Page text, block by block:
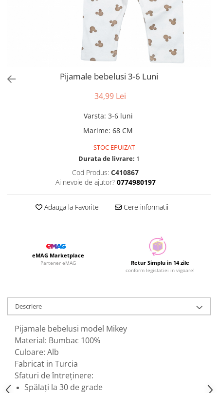
Pijamale bebelusi 3-6 Luni
34,99 Lei
Varsta: 3-6 luni
Marime: 68 CM
STOC EPUIZAT
Durata de livrare: 1
Cod Produs: C410867
Ai nevoie de ajutor? 0774980197
Adauga la Favorite Cere informatii
eMAG Marketplace
Partener eMAG Retur Simplu in 14 zile
conform legislatiei in vigoare!
Descriere
Pijamale bebelusi model Mikey
Material: Bumbac 100%
Culoare: Alb
Fabricat in Turcia
Sfaturi de întreținere:
Spălați la 30 de grade